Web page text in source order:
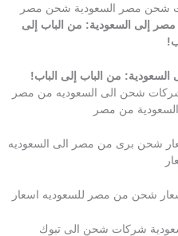
شحن مصر السعودية شحن مصر
إلى السعودية: من الباب إلى
من الباب إلى الباب!
شحن الى السعوديه من مصر
من مصر
شحن برى من مصر الى السعوديه
شحن من مصر للسعوديه اسعار
شركات شحن الى تبوك